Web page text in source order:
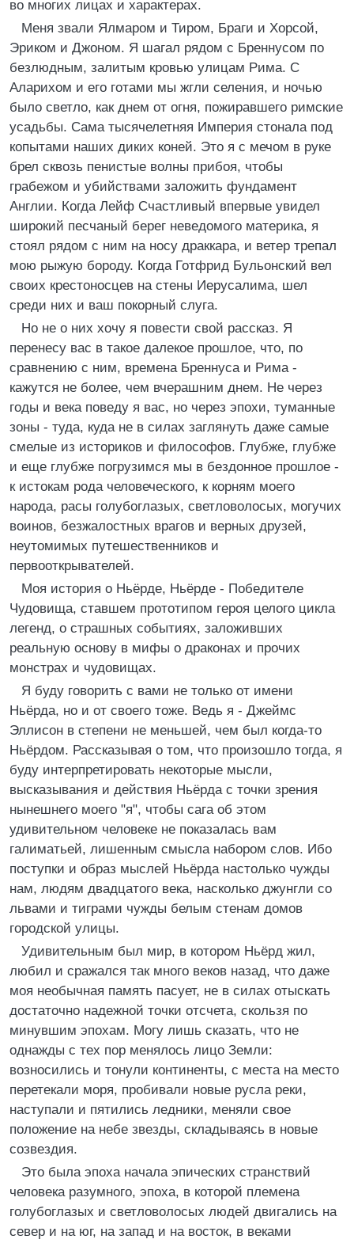
во многих лицах и характерах.
Меня звали Ялмаром и Тиром, Браги и Хорсой,
Эриком и Джоном. Я шагал рядом с Бреннусом по
безлюдным, залитым кровью улицам Рима. С
Аларихом и его готами мы жгли селения, и ночью
было светло, как днем от огня, пожиравшего римские
усадьбы. Сама тысячелетняя Империя стонала под
копытами наших диких коней. Это я с мечом в руке
брел сквозь пенистые волны прибоя, чтобы
грабежом и убийствами заложить фундамент
Англии. Когда Лейф Счастливый впервые увидел
широкий песчаный берег неведомого материка, я
стоял рядом с ним на носу драккара, и ветер трепал
мою рыжую бороду. Когда Готфрид Бульонский вел
своих крестоносцев на стены Иерусалима, шел
среди них и ваш покорный слуга.
Но не о них хочу я повести свой рассказ. Я
перенесу вас в такое далекое прошлое, что, по
сравнению с ним, времена Бреннуса и Рима -
кажутся не более, чем вчерашним днем. Не через
годы и века поведу я вас, но через эпохи, туманные
зоны - туда, куда не в силах заглянуть даже самые
смелые из историков и философов. Глубже, глубже
и еще глубже погрузимся мы в бездонное прошлое -
к истокам рода человеческого, к корням моего
народа, расы голубоглазых, светловолосых, могучих
воинов, безжалостных врагов и верных друзей,
неутомимых путешественников и
первооткрывателей.
Моя история о Ньёрде, Ньёрде - Победителе
Чудовища, ставшем прототипом героя целого цикла
легенд, о страшных событиях, заложивших
реальную основу в мифы о драконах и прочих
монстрах и чудовищах.
Я буду говорить с вами не только от имени
Ньёрда, но и от своего тоже. Ведь я - Джеймс
Эллисон в степени не меньшей, чем был когда-то
Ньёрдом. Рассказывая о том, что произошло тогда, я
буду интерпретировать некоторые мысли,
высказывания и действия Ньёрда с точки зрения
нынешнего моего "я", чтобы сага об этом
удивительном человеке не показалась вам
галиматьей, лишенным смысла набором слов. Ибо
поступки и образ мыслей Ньёрда настолько чужды
нам, людям двадцатого века, насколько джунгли со
львами и тиграми чужды белым стенам домов
городской улицы.
Удивительным был мир, в котором Ньёрд жил,
любил и сражался так много веков назад, что даже
моя необычная память пасует, не в силах отыскать
достаточно надежной точки отсчета, скользя по
минувшим эпохам. Могу лишь сказать, что не
однажды с тех пор менялось лицо Земли:
возносились и тонули континенты, с места на место
перетекали моря, пробивали новые русла реки,
наступали и пятились ледники, меняли свое
положение на небе звезды, складываясь в новые
созвездия.
Это была эпоха начала эпических странствий
человека разумного, эпоха, в которой племена
голубоглазых и светловолосых людей двигались на
север и на юг, на запад и на восток, в веками